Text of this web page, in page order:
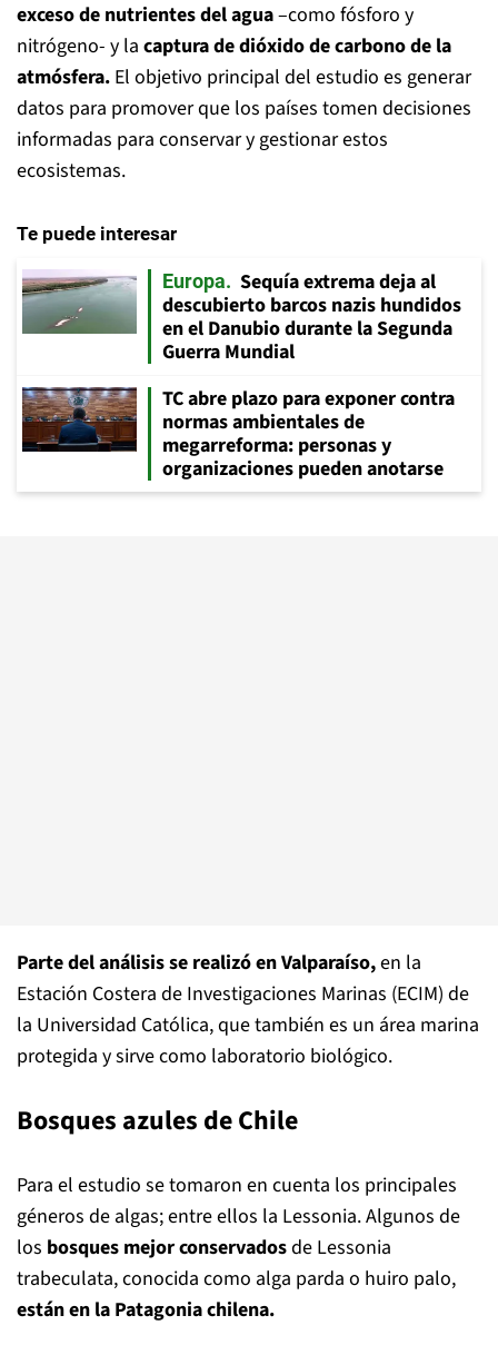
exceso de nutrientes del agua–como fósforo y
nitrógeno- y la captura de dióxido de carbono de la
atmósfera. El objetivo principal del estudio es generar
datos para promover que los países tomen decisiones
informadas para conservar y gestionar estos
ecosistemas.
Te puede interesar
Europa
Sequía extrema deja al
descubierto barcos nazis hundidos
en el Danubio durante la Segunda
Guerra Mundial
TC abre plazo para exponer contra
normas ambientales de
megarreforma: personas y
organizaciones pueden anotarse
Parte del análisis se realizó en Valparaíso,en la
Estación Costera de Investigaciones Marinas (ECIM) de
la Universidad Católica, que también es un área marina
protegida y sirve como laboratorio biológico.
Bosques azules de Chile
Para el estudio se tomaron en cuenta los principales
géneros de algas; entre ellos la Lessonia. Algunos de
los bosques mejor conservadosde Lessonia
trabeculata, conocida como alga parda o huiro palo,
están en la Patagonia chilena.